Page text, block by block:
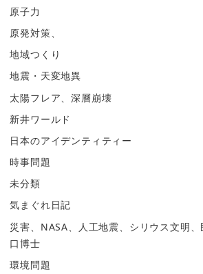
原子力
原発対策、
地域つくり
地震・天変地異
太陽フレア、深層崩壊
新井ワールド
日本のアイデンティティー
時事問題
未分類
気まぐれ日記
災害、NASA、人工地震、シリウス文明
口博士
環境問題